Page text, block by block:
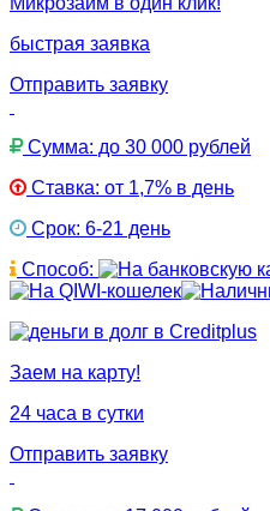
быстрая заявка
Отправить заявку
Сумма: до 30 000 рублей
Ставка: от 1,7% в день
Срок: 6-21 день
Способ:
Заем на карту!
24 часа в сутки
Отправить заявку